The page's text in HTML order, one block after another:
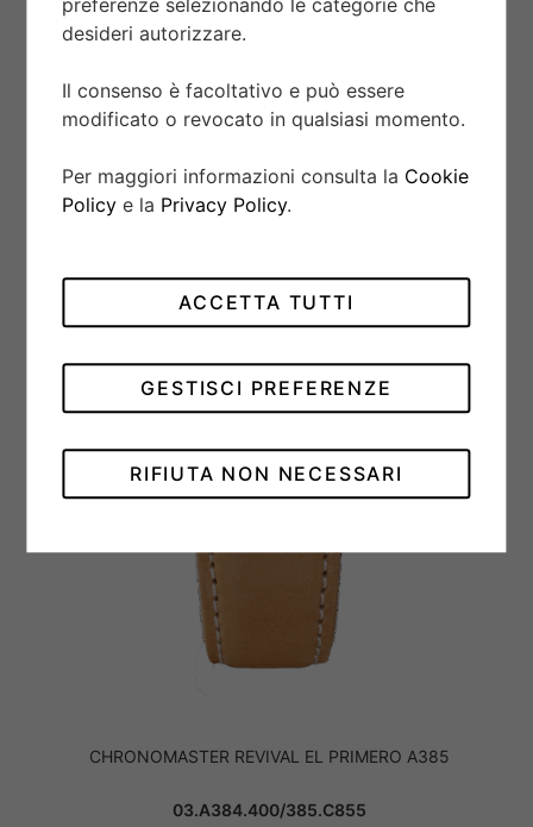
03.3114.3600/51.M3100
CHRONOMASTER REVIVAL EL PRIMERO A385
03.A384.400/385.C855
desideri autorizzare.
Il consenso è facoltativo e può essere
modificato o revocato in qualsiasi momento.
Per maggiori informazioni consulta la Cookie
Policy e la Privacy Policy.
RIFIUTA NON NECESSARI
GESTISCI PREFERENZE
ACCETTA TUTTI